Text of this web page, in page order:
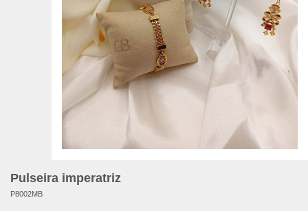
Pulseira imperatriz
P8002MB